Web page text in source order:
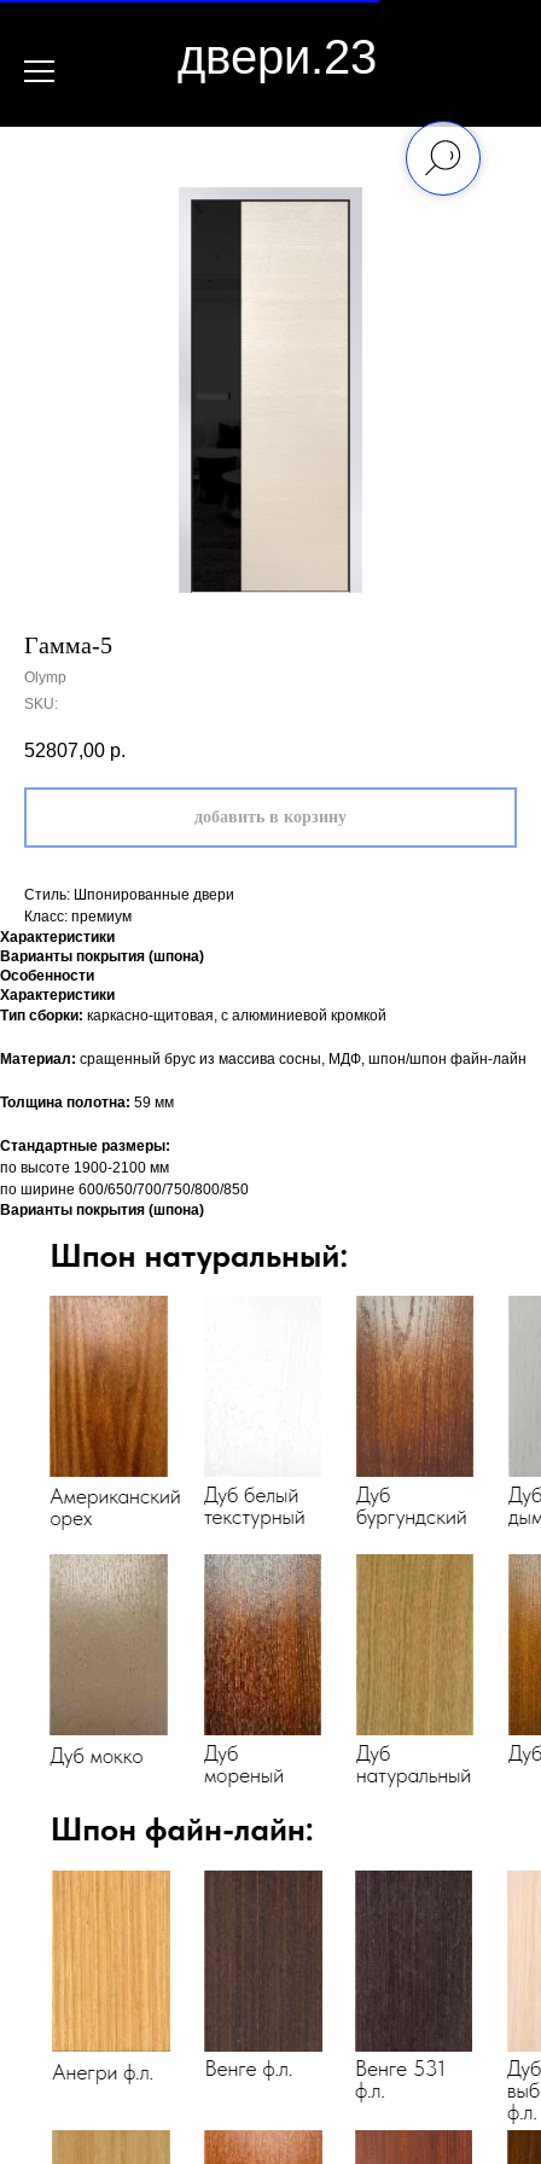
двери.23
Гамма-5
Olymp
SKU:
52807,00 р.
добавить в корзину
Стиль: Шпонированные двери
Класс: премиум
Характеристики
Варианты покрытия (шпона)
Особенности
Характеристики
Тип сборки: каркасно-щитовая, с алюминиевой кромкой
Материал: сращенный брус из массива сосны, МДФ, шпон/шпон файн-лайн
Толщина полотна: 59 мм
Стандартные размеры:
по высоте 1900-2100 мм
по ширине 600/650/700/750/800/850
Варианты покрытия (шпона)